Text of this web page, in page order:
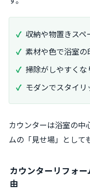
収納や物置きスペ
素材や色で浴室
掃除がしやすく
モダンでスタイ
カウンターは浴室の中
ムの「見せ場」として
カウンターリフォ
由